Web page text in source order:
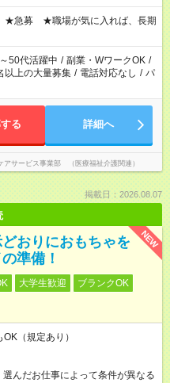
40時間超の就業はご案内できませ
以上勤務は社会保険への加入対象
雇い派遣の原則禁止）により、
内が難しい場合があります
★急募 ★職場が気に入れば、長期
50代活躍中 / 副業・WワークOK /
以上の大量募集 / 電話対応なし / パ
る 詳細へ
サービス事業部 （医療福祉介護関連）
掲載日：2026.08.07
NEW
おりにおもちゃを
準備！
大学生歓迎
ブランクOK
（規定あり）
んだお仕事によって条件が異なる